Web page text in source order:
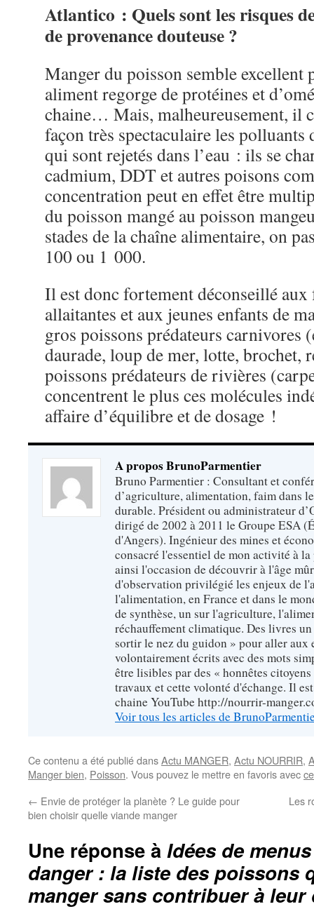
Atlantico : Quels sont les risques
de provenance douteuse ?
Manger du poisson semble excellent
aliment regorge de protéines et
chaine… Mais, malheureusement, il
façon très spectaculaire les
qui sont rejetés dans l’eau : ils se
cadmium, DDT et autres poisons
concentration peut en effet être
du poisson mangé au poisson
stades de la chaîne alimentaire, on
100 ou 1 000.
Il est donc fortement déconseillé aux
allaitantes et aux jeunes enfants de
gros poissons prédateurs carnivores
daurade, loup de mer, lotte, brochet,
poissons prédateurs de rivières
concentrent le plus ces molécules
affaire d’équilibre et de dosage !
A propos BrunoParmentier
Bruno Parmentier : Consultant et
d’agriculture, alimentation, faim dans
durable. Président ou administrateur
dirigé de 2002 à 2011 le Groupe ESA
d'Angers). Ingénieur des mines et
consacré l'essentiel de mon activité à
ainsi l'occasion de découvrir à l'âge
d'observation privilégié les enjeux de
l'alimentation, en France et dans le
de synthèse, un sur l'agriculture,
réchauffement climatique. Des livres
sortir le nez du guidon » pour aller aux
volontairement écrits avec des mots
être lisibles par des « honnêtes
travaux et cette volonté d'échange. Il
chaine YouTube http://nourrir-
Voir tous les articles de
Ce contenu a été publié dansActu MANGER, Actu NOURRIR,
Manger bien, Poisson. Vous pouvez le mettre en favoris avec
← Envie de protéger la planète ? Le guide pour
bien choisir quelle viande manger
Les
Une réponse à Idées de
danger : la liste des poissons
manger sans contribuer à